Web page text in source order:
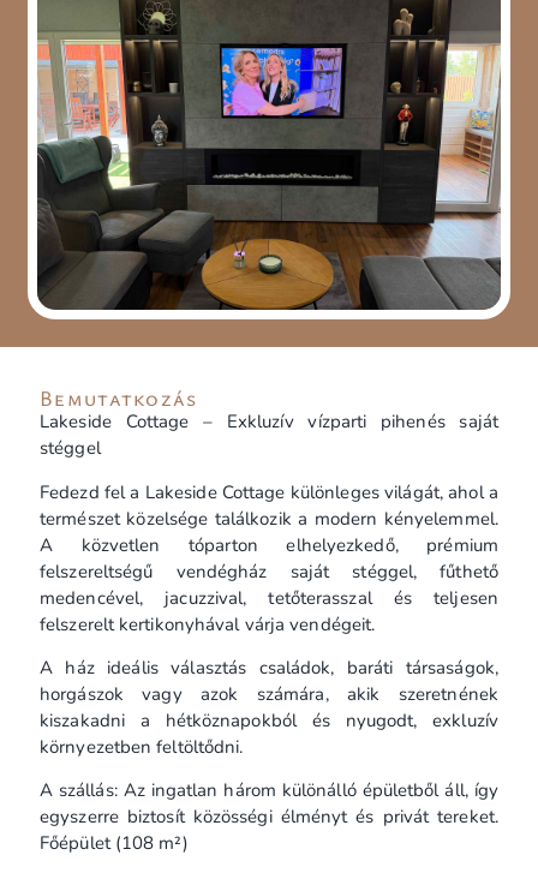
Bemutatkozás
Lakeside Cottage – Exkluzív vízparti pihenés saját
stéggel
Fedezd fel a Lakeside Cottage különleges világát, ahol a
természet közelsége találkozik a modern kényelemmel.
A közvetlen tóparton elhelyezkedő, prémium
felszereltségű vendégház saját stéggel, fűthető
medencével, jacuzzival, tetőterasszal és teljesen
felszerelt kertikonyhával várja vendégeit.
A ház ideális választás családok, baráti társaságok,
horgászok vagy azok számára, akik szeretnének
kiszakadni a hétköznapokból és nyugodt, exkluzív
környezetben feltöltődni.
A szállás: Az ingatlan három különálló épületből áll, így
egyszerre biztosít közösségi élményt és privát tereket.
Főépület (108 m²)